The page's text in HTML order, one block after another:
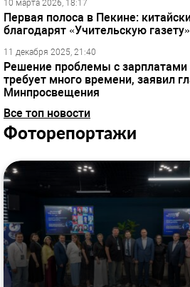
10 марта 2026, 18:17
Первая полоса в Пекине:
благодарят «Учительскую газету»
11 декабря 2025, 21:40
Решение проблемы с зарплатами
требует много времени, заявил
Минпросвещения
Все топ новости
Фоторепортажи